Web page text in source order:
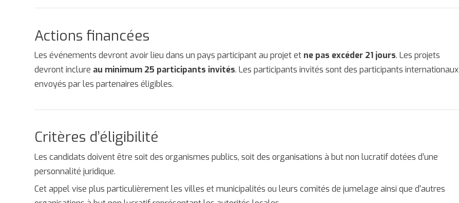
Actions financées
Les événements devront avoir lieu dans un pays participant au projet et ne pas excéder 21 jours. Les projets
devront inclure au minimum 25 participants invités. Les participants invités sont des participants internationaux
envoyés par les partenaires éligibles.
Critères d’éligibilité
Les candidats doivent être soit des organismes publics, soit des organisations à but non lucratif dotées d’une
personnalité juridique.
Cet appel vise plus particulièrement les villes et municipalités ou leurs comités de jumelage ainsi que d'autres